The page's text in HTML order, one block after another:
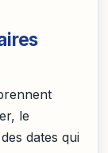
le
dates qui